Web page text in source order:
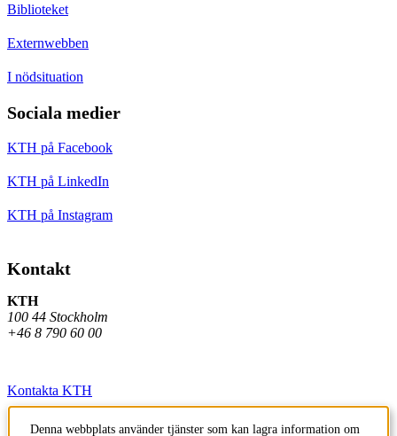
Biblioteket
Externwebben
I nödsituation
Sociala medier
KTH på Facebook
KTH på LinkedIn
KTH på Instagram
Kontakt
KTH
100 44 Stockholm
+46 8 790 60 00
Kontakta KTH
Jobba på KTH
Denna webbplats använder tjänster som kan lagra information om